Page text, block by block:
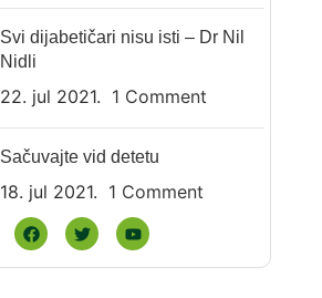
Svi dijabetičari nisu isti – Dr Nil
Nidli
22. jul 2021. 1 Comment
Sačuvajte vid detetu
18. jul 2021. 1 Comment